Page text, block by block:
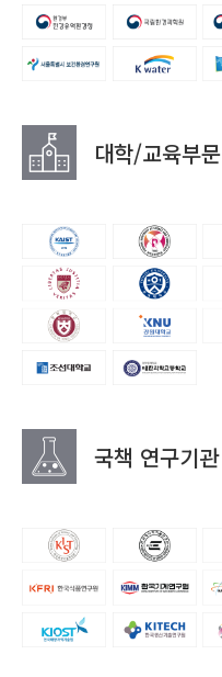
대학/교육부문
국책 연구기관